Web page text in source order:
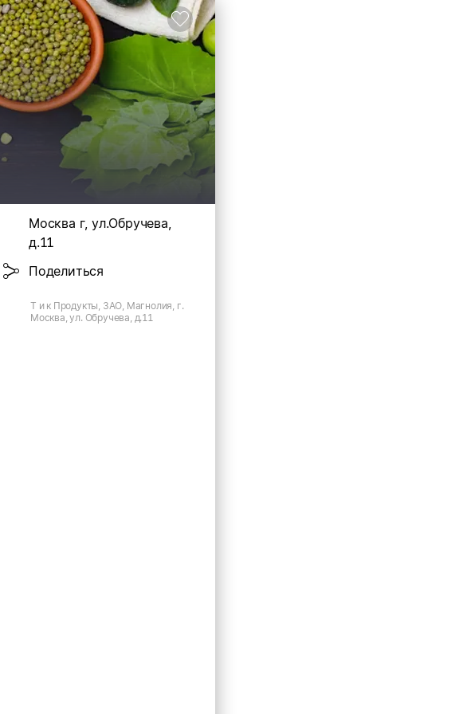
Москва г, ул.Обручева,
д.11
Поделиться
Т и к Продукты, ЗАО, Магнолия, г.
Москва, ул. Обручева, д.11